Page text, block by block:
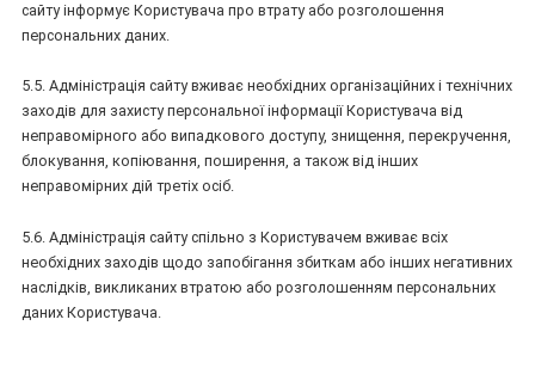
сайту інформує Користувача про втрату або розголошення
персональних даних.
5.5. Адміністрація сайту вживає необхідних організаційних і технічних
заходів для захисту персональної інформації Користувача від
неправомірного або випадкового доступу, знищення, перекручення,
блокування, копіювання, поширення, а також від інших
неправомірних дій третіх осіб.
5.6. Адміністрація сайту спільно з Користувачем вживає всіх
необхідних заходів щодо запобігання збиткам або інших негативних
наслідків, викликаних втратою або розголошенням персональних
даних Користувача.